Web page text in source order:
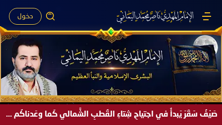
دخول
صَيْفُ سَقَرَ يَبدأُ في اجتياحِ شِتاءِ القُطبِ الشَّمالي كَما وعَدناكُم بالحقِّ لعَامِكم هذا (1445 هـ) ..